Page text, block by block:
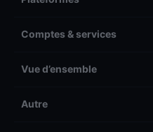
Comptes & services
Vue d’ensemble
Autre